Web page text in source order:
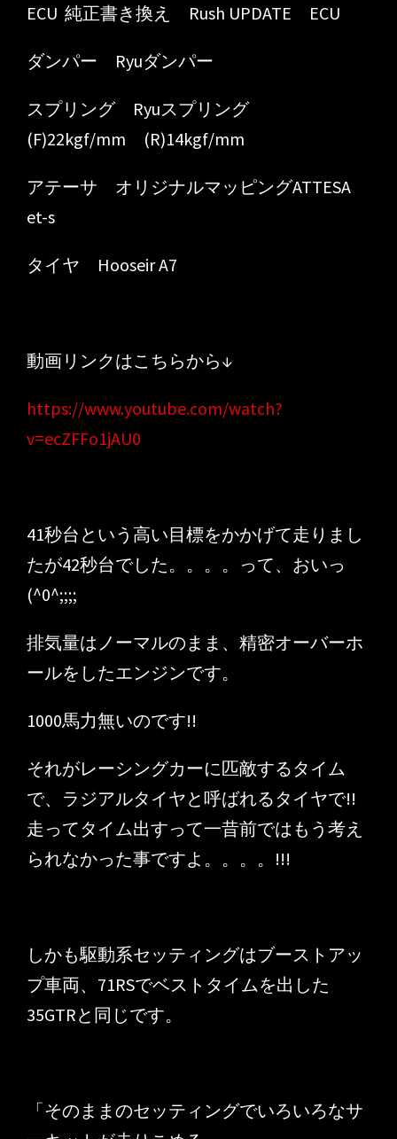
ECU 純正書き換え Rush UPDATE ECU
ダンパー Ryuダンパー
スプリング Ryuスプリング
(F)22kgf/mm (R)14kgf/mm
アテーサ オリジナルマッピングATTESA
et-s
タイヤ Hooseir A7
動画リンクはこちらから↓
https://www.youtube.com/watch?
v=ecZFFo1jAU0
41秒台という高い目標をかかげて走りまし
たが42秒台でした。。。。って、おいっ
(^0^;;;;
排気量はノーマルのまま、精密オーバーホ
ールをしたエンジンです。
1000馬力無いのです!!
それがレーシングカーに匹敵するタイム
で、ラジアルタイヤと呼ばれるタイヤで!!
走ってタイム出すって一昔前ではもう考え
られなかった事ですよ。。。。!!!
しかも駆動系セッティングはブーストアッ
プ車両、71RSでベストタイムを出した
35GTRと同じです。
「そのままのセッティングでいろいろなサ